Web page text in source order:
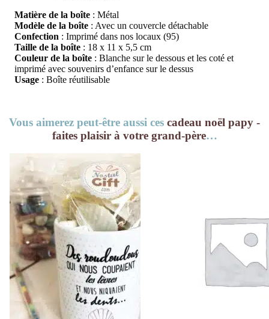
Matière de la boîte : Métal
Modèle de la boîte : Avec un couvercle détachable
Confection : Imprimé dans nos locaux (95)
Taille de la boîte : 18 x 11 x 5,5 cm
Couleur de la boîte : Blanche sur le dessous et les coté et
imprimé avec souvenirs d’enfance sur le dessus
Usage : Boîte réutilisable
Vous aimerez peut-être aussi ces cadeau noël papy -
faites plaisir à votre grand-père…